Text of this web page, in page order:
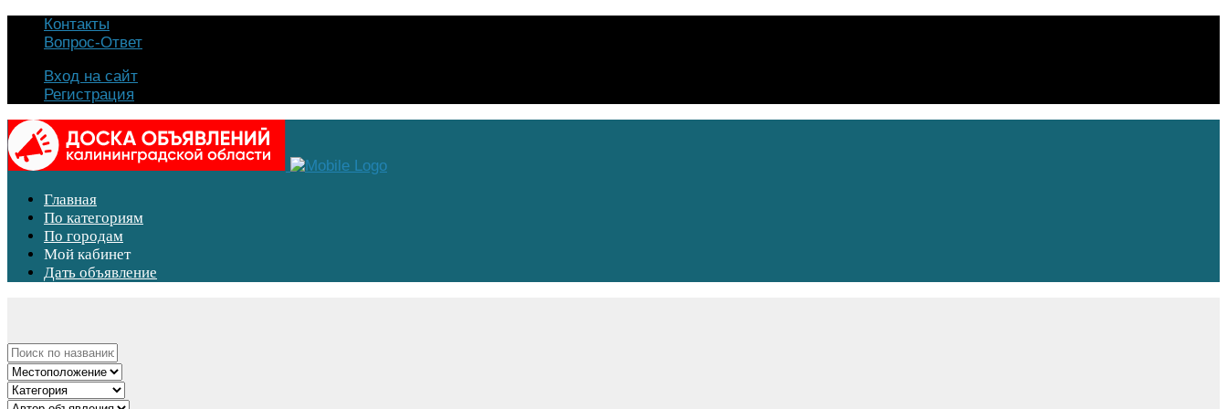
Контакты
Вопрос-Ответ
Вход на сайт
Регистрация
Главная
По категориям
По городам
Мой кабинет
Дать объявление